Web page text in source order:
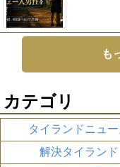
も
カテゴリ
タイランドニュー
解決タイランド